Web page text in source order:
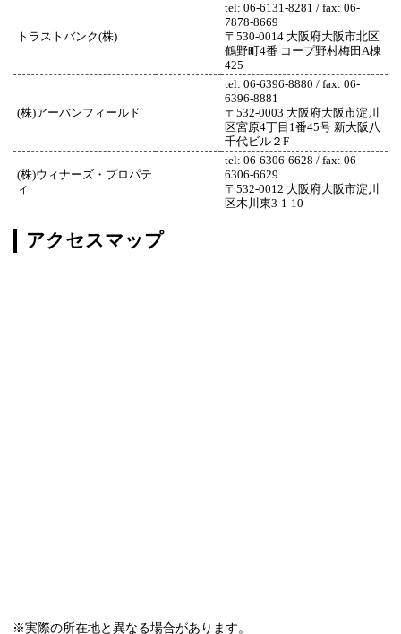
トラストバンク(株)
tel: 06-6131-8281 / fax: 06-
7878-8669
〒530-0014 大阪府大阪市北区
鶴野町4番 コープ野村梅田A棟
425
(株)アーバンフィールド
tel: 06-6396-8880 / fax: 06-
6396-8881
〒532-0003 大阪府大阪市淀川
区宮原4丁目1番45号 新大阪八
千代ビル２F
(株)ウィナーズ・プロパテ
ィ
tel: 06-6306-6628 / fax: 06-
6306-6629
〒532-0012 大阪府大阪市淀川
区木川東3-1-10
アクセスマップ
※実際の所在地と異なる場合があります。